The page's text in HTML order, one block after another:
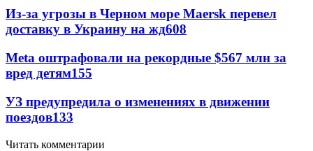
Из-за угрозы в Черном море Maersk перевел
доставку в Украину на жд608
Meta оштрафовали на рекордные $567 млн за
вред детям155
УЗ предупредила о изменениях в движении
поездов133
Читать комментарии